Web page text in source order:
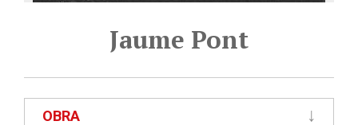
Jaume Pont
OBRA